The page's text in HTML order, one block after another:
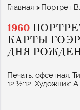
Строка
Главная Портрет
1960
КАРТЫ
ДНЯ
Печать: офсетная.
12 ½:12. Художник: